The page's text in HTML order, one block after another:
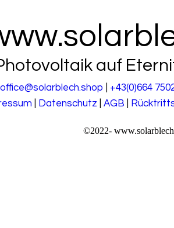
auf
office@solarblech.shop +43(0)664
Datenschutz AGB
©2022-